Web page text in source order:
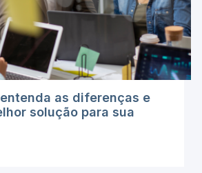
entenda as diferenças e
solução para sua